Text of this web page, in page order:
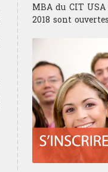
MBA du CIT
2018 sont